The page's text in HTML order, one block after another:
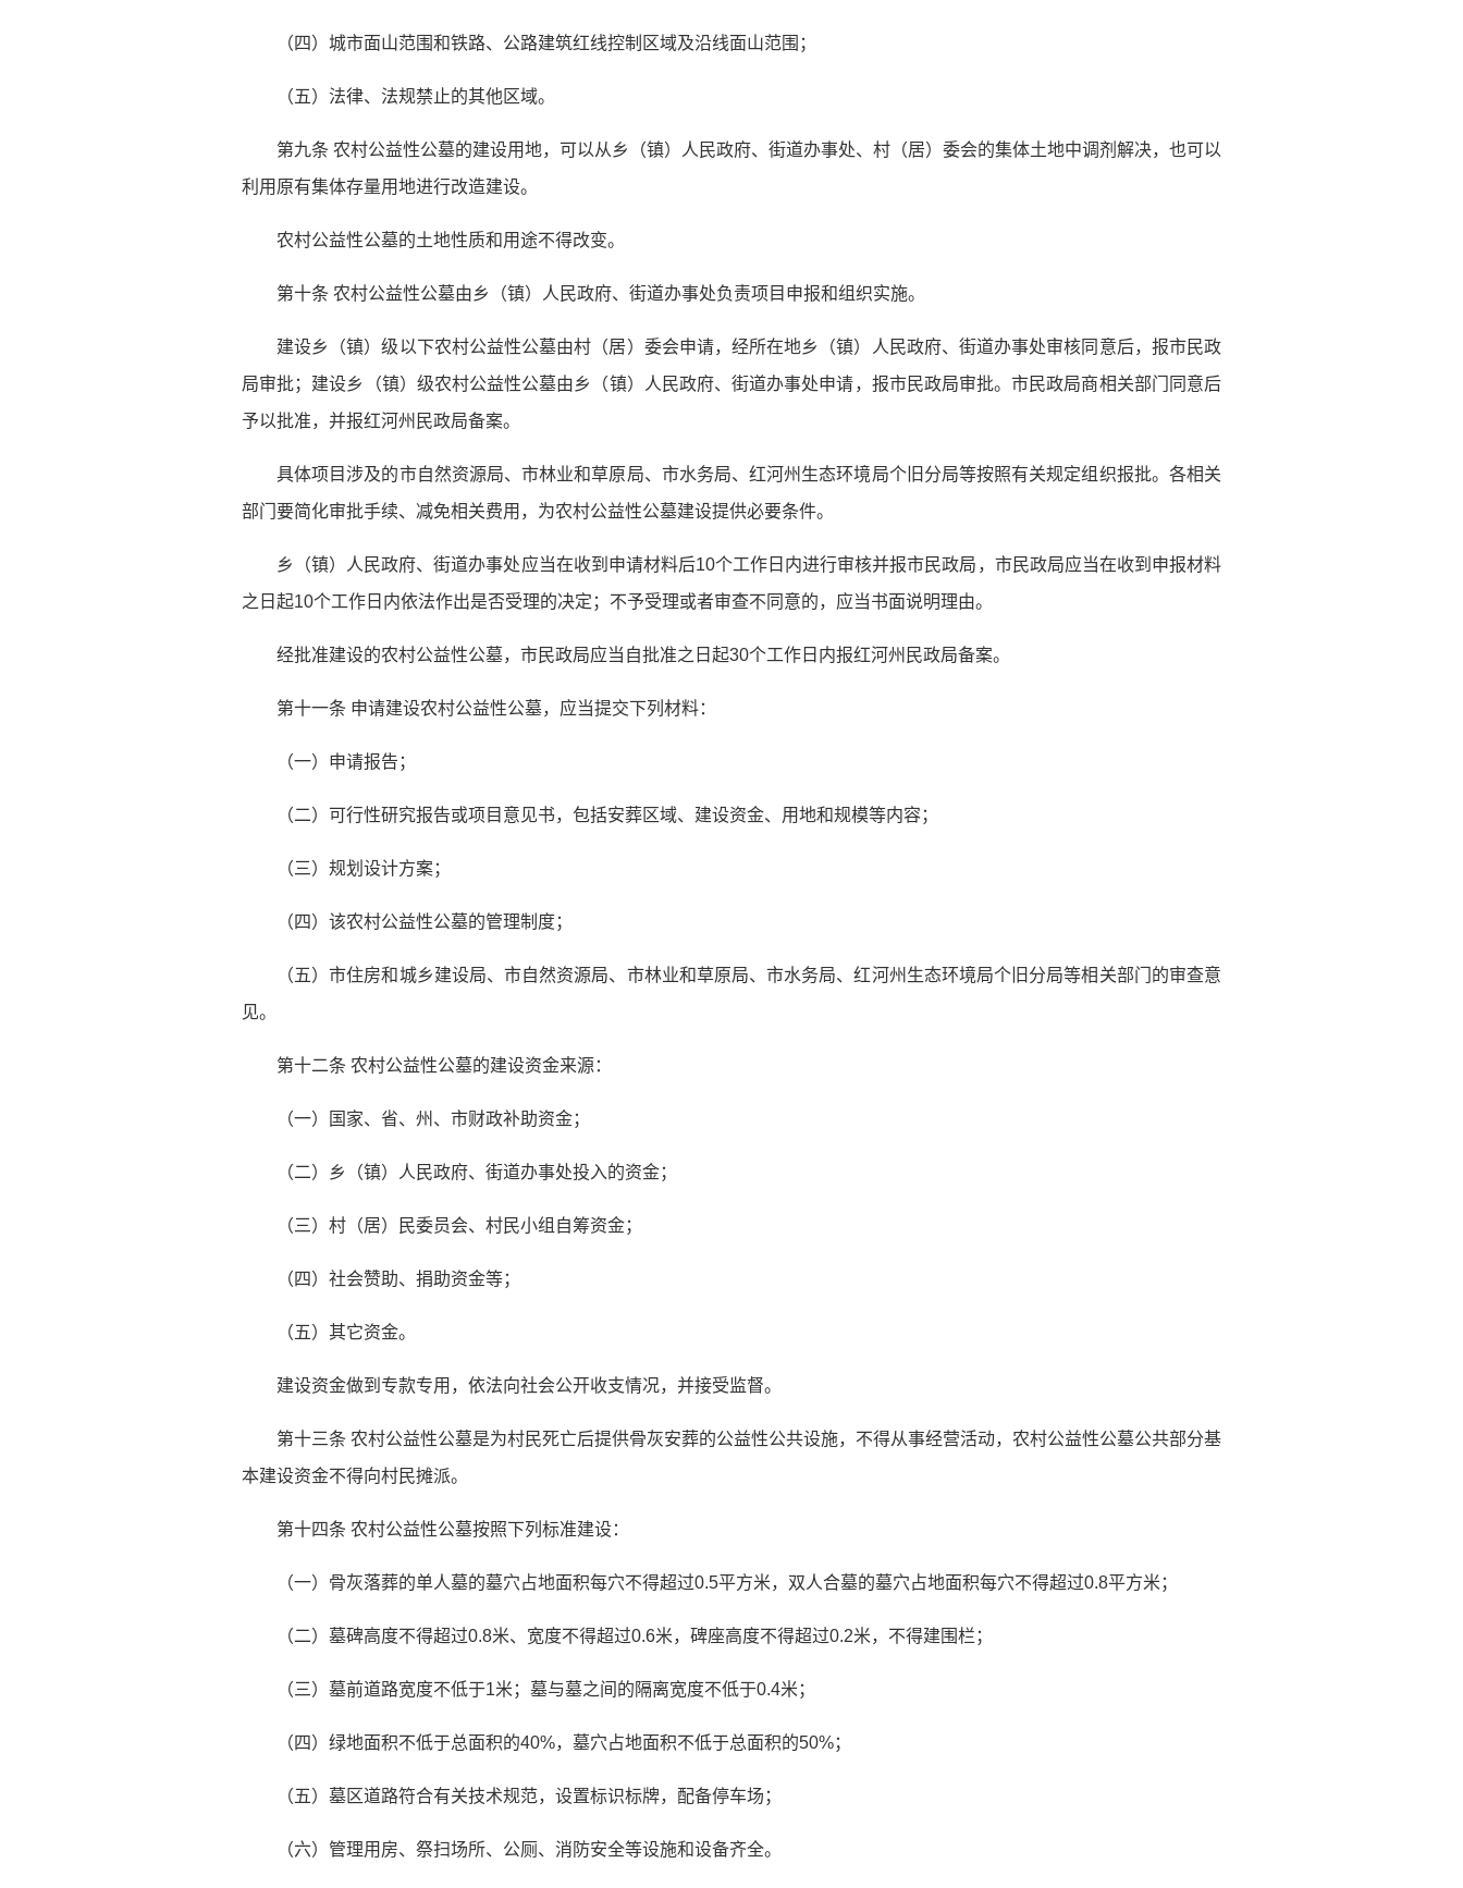
（四）城市面山范围和铁路、公路建筑红线控制区域及沿线面山范围；
（五）法律、法规禁止的其他区域。
第九条 农村公益性公墓的建设用地，可以从乡（镇）人民政府、街道办事处、村（居）委会的集体土地中调剂解决，也可以
利用原有集体存量用地进行改造建设。
农村公益性公墓的土地性质和用途不得改变。
第十条 农村公益性公墓由乡（镇）人民政府、街道办事处负责项目申报和组织实施。
建设乡（镇）级以下农村公益性公墓由村（居）委会申请，经所在地乡（镇）人民政府、街道办事处审核同意后，报市民政
局审批；建设乡（镇）级农村公益性公墓由乡（镇）人民政府、街道办事处申请，报市民政局审批。市民政局商相关部门同意后
予以批准，并报红河州民政局备案。
具体项目涉及的市自然资源局、市林业和草原局、市水务局、红河州生态环境局个旧分局等按照有关规定组织报批。各相关
部门要简化审批手续、减免相关费用，为农村公益性公墓建设提供必要条件。
乡（镇）人民政府、街道办事处应当在收到申请材料后10个工作日内进行审核并报市民政局，市民政局应当在收到申报材料
之日起10个工作日内依法作出是否受理的决定；不予受理或者审查不同意的，应当书面说明理由。
经批准建设的农村公益性公墓，市民政局应当自批准之日起30个工作日内报红河州民政局备案。
第十一条 申请建设农村公益性公墓，应当提交下列材料：
（一）申请报告；
（二）可行性研究报告或项目意见书，包括安葬区域、建设资金、用地和规模等内容；
（三）规划设计方案；
（四）该农村公益性公墓的管理制度；
（五）市住房和城乡建设局、市自然资源局、市林业和草原局、市水务局、红河州生态环境局个旧分局等相关部门的审查意
见。
第十二条 农村公益性公墓的建设资金来源：
（一）国家、省、州、市财政补助资金；
（二）乡（镇）人民政府、街道办事处投入的资金；
（三）村（居）民委员会、村民小组自筹资金；
（四）社会赞助、捐助资金等；
（五）其它资金。
建设资金做到专款专用，依法向社会公开收支情况，并接受监督。
第十三条 农村公益性公墓是为村民死亡后提供骨灰安葬的公益性公共设施，不得从事经营活动，农村公益性公墓公共部分基
本建设资金不得向村民摊派。
第十四条 农村公益性公墓按照下列标准建设：
（一）骨灰落葬的单人墓的墓穴占地面积每穴不得超过0.5平方米，双人合墓的墓穴占地面积每穴不得超过0.8平方米；
（二）墓碑高度不得超过0.8米、宽度不得超过0.6米，碑座高度不得超过0.2米，不得建围栏；
（三）墓前道路宽度不低于1米；墓与墓之间的隔离宽度不低于0.4米；
（四）绿地面积不低于总面积的40%，墓穴占地面积不低于总面积的50%；
（五）墓区道路符合有关技术规范，设置标识标牌，配备停车场；
（六）管理用房、祭扫场所、公厕、消防安全等设施和设备齐全。